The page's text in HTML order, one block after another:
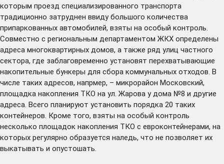
которым проезд специализированного транспорта
традиционно затруднен ввиду большого количества
припаркованных автомобилей, взяты на особый контроль.
Совместно с региональным департаментом ЖКХ определены
адреса многоквартирных домов, а также ряд улиц частного
сектора, где заблаговременно установят перехватывающие
накопительные бункеры для сбора коммунальных отходов. В
числе таких адресов, напрмер, – микрорайон Московский,
площадка накопления ТКО на ул. Жарова у дома №8 и другие
адреса. Всего планируют установить порядка 20 таких
контейнеров. Кроме того, взяты на особый контроль
несколько площадок накопления ТКО с евроконтейнерами, на
которых регулярно образуется наледь, что не позволяет их
выкатывать и опустошать.